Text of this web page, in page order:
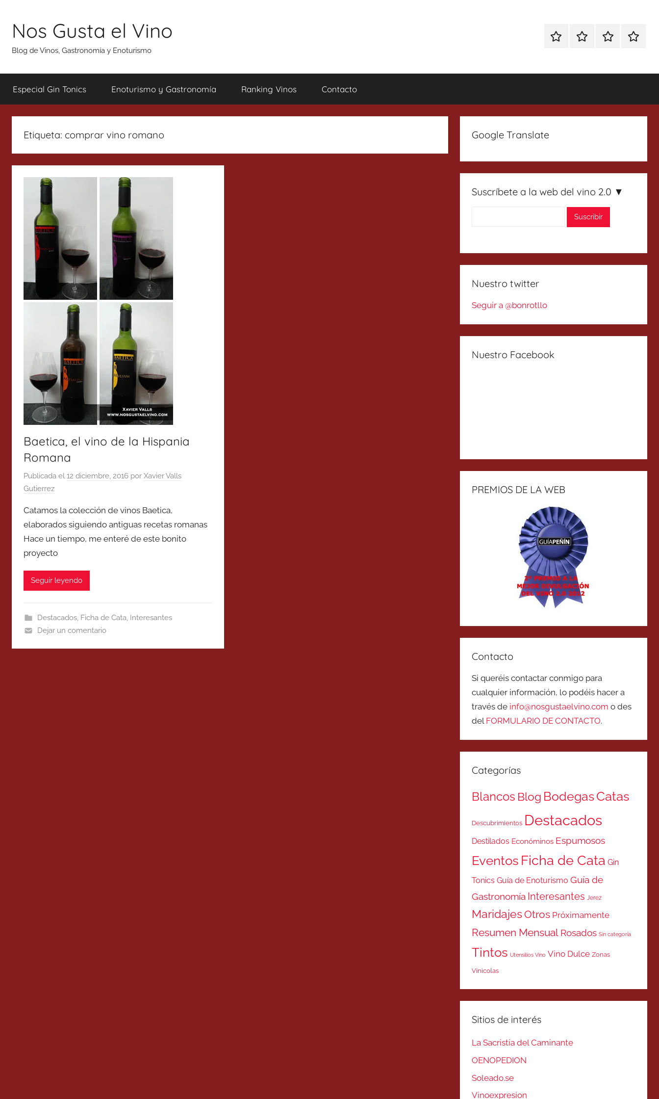
contenido
Nos Gusta el Vino
Blog de Vinos, Gastronomía y Enoturismo
EspecialEnoturismoRanking
Especial Gin Tonics Enoturismo y Gastronomía Ranking Vinos Contacto
Etiqueta: comprar vino romano
Baetica, el vino de la Hispania
Romana
Publicada el 12 diciembre, 2016 por Xavier Valls
Gutierrez
Catamos la colección de vinos Baetica,
elaborados siguiendo antiguas recetas romanas
Hace un tiempo, me enteré de este bonito
proyecto
Seguir leyendo
Destacados, Ficha de Cata, Interesantes
Dejar un comentario
Google Translate
Suscríbete a la web del vino 2.0 ▼
Nuestro twitter
Seguir a @bonrotllo
Nuestro Facebook
PREMIOS DE LA WEB
Contacto
Si queréis contactar conmigo para
cualquier información, lo podéis hacer a
través de info@nosgustaelvino.com o des
del FORMULARIO DE CONTACTO.
Categorías
Blancos Blog BodegasCatas
Descubrimientos Destacados
Destilados Económinos Espumosos
Eventos Ficha de Cata Gin
Tonics Guía de Enoturismo Guía de
Gastronomía Interesantes Jerez
MaridajesOtros Próximamente
Resumen Mensual Rosados Sin categoría
Tintos Utensilios Vino Vino Dulce Zonas
Vinicolas
Sitios de interés
La Sacristía del Caminante
OENOPEDION
Soleado.se
Vinoexpresion